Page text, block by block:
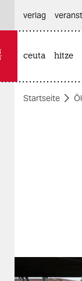
themen
verlag
ceuta hitze
Startseite